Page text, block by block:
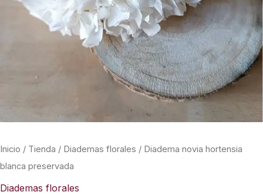
Inicio / Tienda / Diademas florales / Diadema novia hortensia
blanca preservada
Diademas florales